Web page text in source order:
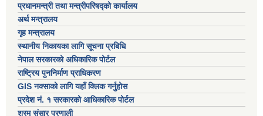
प्रधानमन्त्री तथा मन्त्रीपरिषद्को कार्यालय
अर्थ मन्त्रालय
गृह मन्त्रालय
स्थानीय निकायका लागि सूचना प्रबिधि
नेपाल सरकारको अधिकारिक पोर्टल
राष्ट्रिय पुननिर्माण प्राधिकरण
GIS नक्साको लागि यहाँ क्लिक गर्नुहोस
प्रदेश नं. १ सरकारको आधिकारिक पोर्टल
श्रम संसार प्रणाली